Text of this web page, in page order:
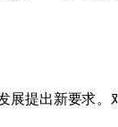
提出新要求。